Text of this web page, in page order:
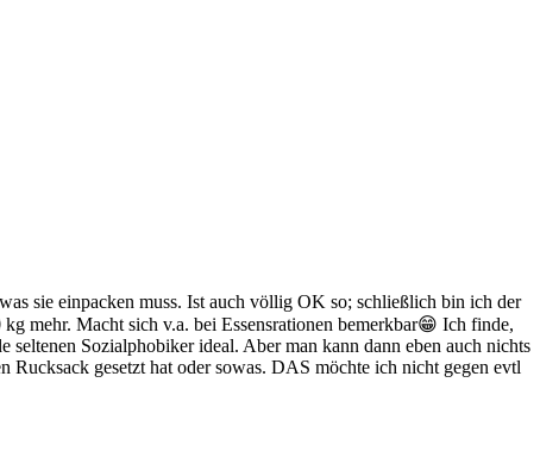
sie einpacken muss. Ist auch völlig OK so; schließlich bin ich der
mehr. Macht sich v.a. bei Essensrationen bemerkbar😁 Ich finde,
Sozialphobiker ideal. Aber man kann dann eben auch nichts
Rucksack gesetzt hat oder sowas. DAS möchte ich nicht gegen evtl